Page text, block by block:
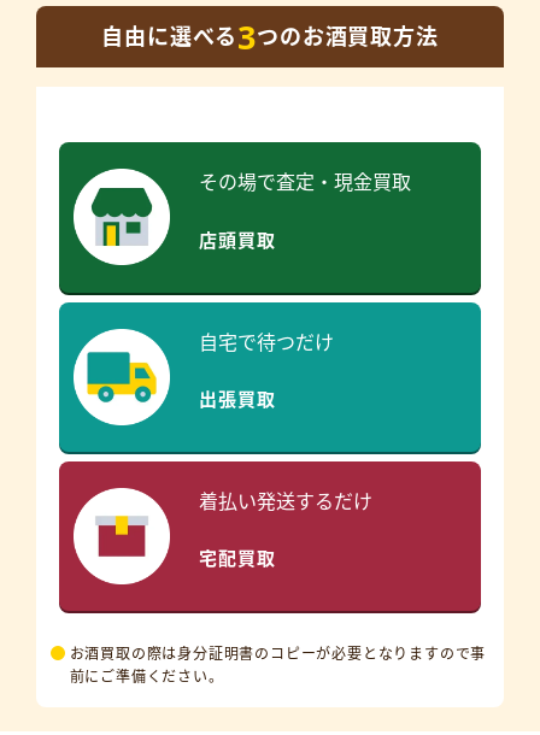
自由に選べる3つのお酒買取方法
その場で査定・現金買取
店頭買取
自宅で待つだけ
出張買取
着払い発送するだけ
宅配買取
お酒買取の際は身分証明書のコピーが必要となりますので事
前にご準備ください。